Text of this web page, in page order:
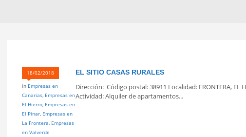
18/02/2018
in Empresas en
Canarias, Empresas en
El Hierro, Empresas en
El Pinar, Empresas en
La Frontera, Empresas
en Valverde
EL SITIO CASAS RURALES
Dirección: Código postal: 38911 Localidad: FRONTERA, EL
Actividad: Alquiler de apartamentos...